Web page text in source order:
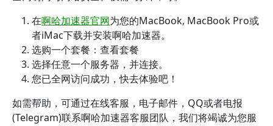
在啊哈加速器官网为您的MacBook, MacBook Pro或
者iMac下载并安装啊哈加速器。
选购一个套餐：查看套餐
选择任意一个服务器，并连接。
您已全网访问成功，快去体验吧！
如需帮助，可通过在线客服，电子邮件，QQ或者电报
(Telegram)联系啊哈加速器客服团队，我们将竭诚为您服